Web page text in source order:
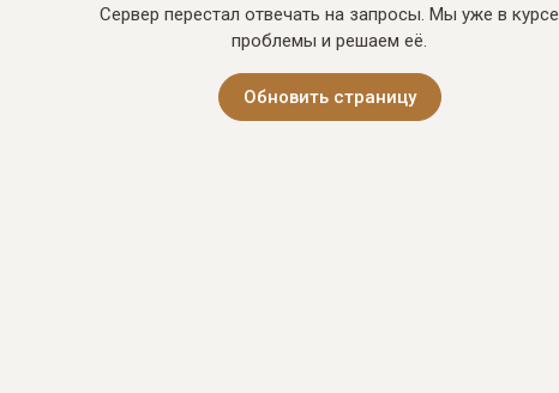
Сервер перестал отвечать на запросы. Мы уже в курсе
проблемы и решаем её.
Обновить страницу